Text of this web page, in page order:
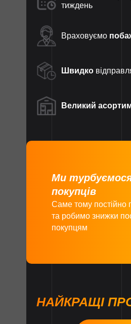
тиждень
Враховуємо
Швидко
Великий
Ми
покупців
Саме тому постійно
та робимо знижки
покупцям
НАЙКРАЩІ